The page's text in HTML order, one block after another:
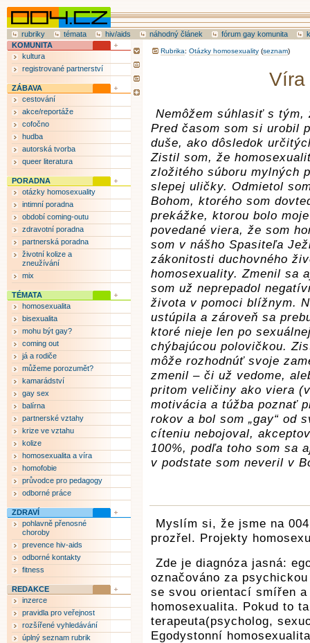
rubriky témata hiv/aids náhodný článek fórum gay komunita
Rubrika: Otázky homosexuality (seznam)
Víra
Nemôžem súhlasiť s tým,
Pred časom som si urobil
duše, ako dôsledok
Zistil som, že
zložitého súboru mylných
slepej uličky. Odmietol
Bohom, ktorého som
prekážke, ktorou bolo
povedané viera, že som
som v nášho Spasiteľa
zákonitosti duchovného
homosexuality. Zmenil sa
som už neprepadol
života v pomoci blížnym.
ustúpila a zároveň sa
ktoré nieje len po
chýbajúcou polovičkou.
môže rozhodnúť svoje
zmenil – či už vedome,
pritom veličiny ako viera
motivácia a túžba poznať
rokov a bol som „gay“ od
cíteniu nebojoval,
100%, podľa toho som sa
v podstate som neveril v
Myslím si, že jsme na
prozřel. Projekty
Zde je diagnóza jasná:
označováno za
se svou orientací smířen
homosexualita. Pokud to
terapeuta(psycholog,
Egodystonní
KOMUNITA
kultura
registrované partnerství
ZÁBAVA
cestování
akce/reportáže
cofočno
hudba
autorská tvorba
queer literatura
PORADNA
otázky homosexuality
intimní poradna
období coming-outu
zdravotní poradna
partnerská poradna
životní kolize a
zneužívání
mix
TÉMATA
homosexualita
bisexualita
mohu být gay?
coming out
já a rodiče
můžeme porozumět?
kamarádství
gay sex
balírna
partnerské vztahy
krize ve vztahu
kolize
homosexualita a víra
homofobie
průvodce pro pedagogy
odborné práce
ZDRAVÍ
pohlavně přenosné
choroby
prevence hiv-aids
odborné kontakty
fitness
REDAKCE
inzerce
pravidla pro veřejnost
rozšířené vyhledávání
úplný seznam rubrik